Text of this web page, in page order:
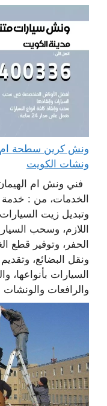
ونشات الكويت
فني ونش ام
الخدمات، من : خدمة
وتبديل زيت
اللازم، وسحب
الحفر، وتوفير قطع
ونقل البضائع،
السيارات بأنواعها،
والرافعات والونشات